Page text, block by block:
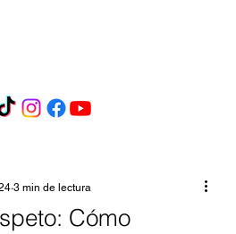
Cómo
3 min de lectura